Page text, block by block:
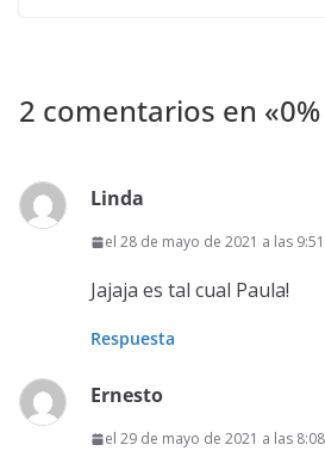
2 comentarios en «
Linda
el 28 de mayo de 2021 a las
Jajaja es tal cual Paula!
Respuesta
Ernesto
el 29 de mayo de 2021 a las